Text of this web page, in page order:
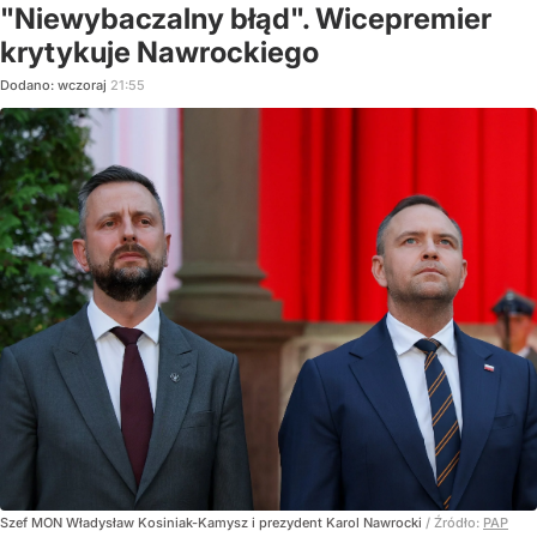
"Niewybaczalny błąd". Wicepremier
krytykuje Nawrockiego
Dodano: wczoraj 21:55
Szef MON Władysław Kosiniak-Kamysz i prezydent Karol Nawrocki / Źródło: PAP